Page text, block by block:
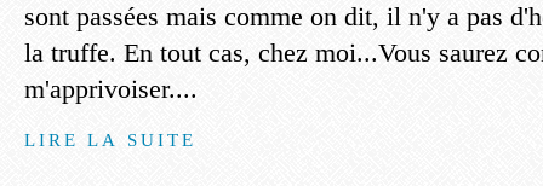
sont passées mais comme on dit, il n'y a pas
la truffe. En tout cas, chez moi...Vous saurez
m'apprivoiser....
LIRE LA SUITE